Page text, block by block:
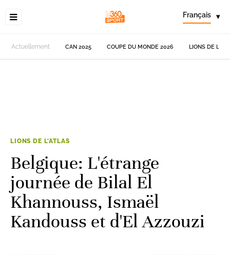
Français ▾
Actuellement CAN 2025 COUPE DU MONDE 2026 LIONS DE
LIONS DE L'ATLAS
Belgique: L'étrange
journée de Bilal El
Khannouss, Ismaël
Kandouss et d'El Azzouzi